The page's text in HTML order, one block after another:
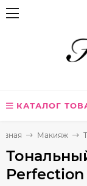
КАТАЛОГ
Макияж